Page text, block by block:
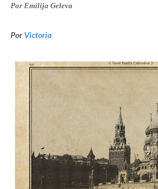
Por Emilija Geleva
PorVictoria